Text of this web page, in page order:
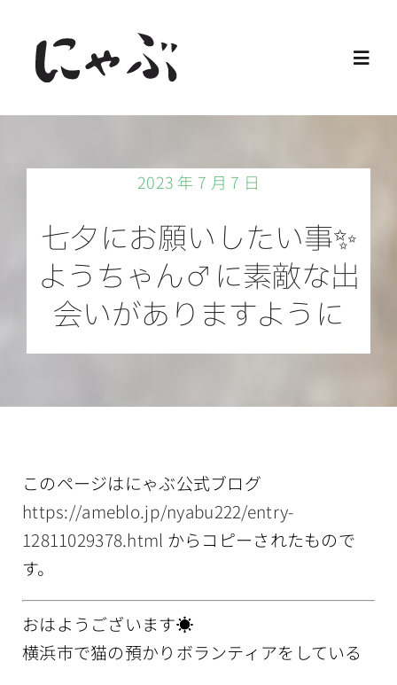
content
譲渡会
ご寄付
2023 年 7 月 7 日
七夕にお願いしたい事✨
ようちゃん♂に素敵な出
会いがありますように
このページはにゃぶ公式ブログ
https://ameblo.jp/nyabu222/entry-
12811029378.html からコピーされたもので
す。
おはようございます☀️
横浜市で猫の預かりボランティアをしている